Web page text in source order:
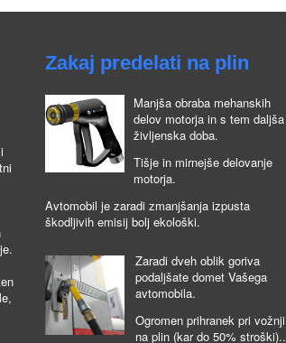
Zakaj predelati na plin
Manjša obraba mehanskih
delov motorja in s tem daljša
življenska doba.
Tišje in mirnejše delovanje
motorja.
Avtomobil je zaradi zmanjšanja izpusta
škodljivih emisij bolj ekološki.
Zaradi dveh oblik goriva
podaljšate domet Vašega
avtomobila.
Ogromen prihranek pri vožnji
na plin (kar do 50% stroški)..